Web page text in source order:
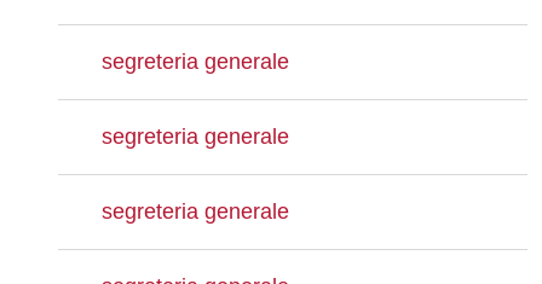
segreteria generale
segreteria generale
segreteria generale